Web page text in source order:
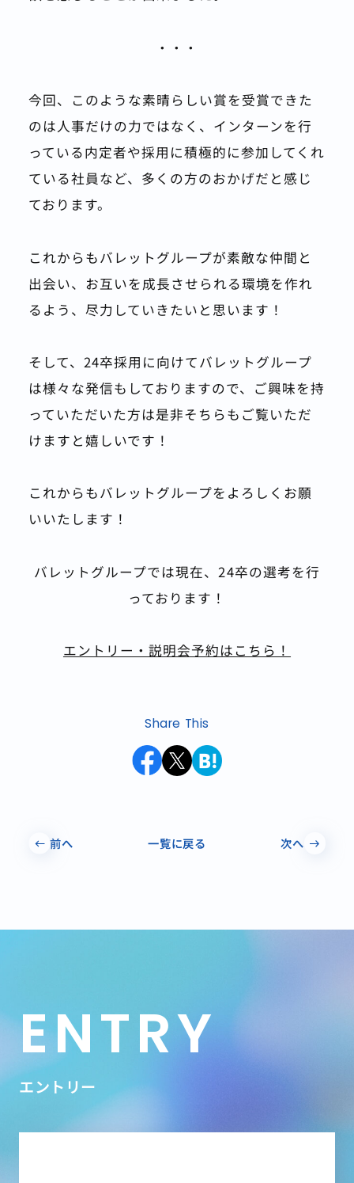
・・・
今回、このような素晴らしい賞を受賞できた
のは人事だけの力ではなく、インターンを行
っている内定者や採用に積極的に参加してくれ
ている社員など、多くの方のおかげだと感じ
ております。
これからもバレットグループが素敵な仲間と
出会い、お互いを成長させられる環境を作れ
るよう、尽力していきたいと思います！
そして、24卒採用に向けてバレットグループ
は様々な発信もしておりますので、ご興味を持
っていただいた方は是非そちらもご覧いただ
けますと嬉しいです！
これからもバレットグループをよろしくお願
いいたします！
バレットグループでは現在、24卒の選考を行
っております！
エントリー・説明会予約はこちら！
Share This
前へ 一覧に戻る 次へ
ENTRY
エントリー